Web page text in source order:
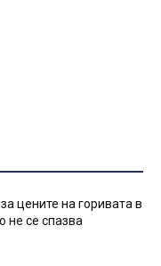
цените на горивата в
не се спазва